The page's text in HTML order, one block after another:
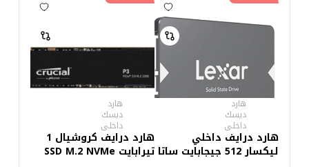
هارد
ديسك
داخلى
هارد درايف داخلي
ليكسار 512 جيجابايت ساتا
هارد
ديسك
داخلى
هارد درايف كروشيال 1
تيرابايت SSD M.2 NVMe